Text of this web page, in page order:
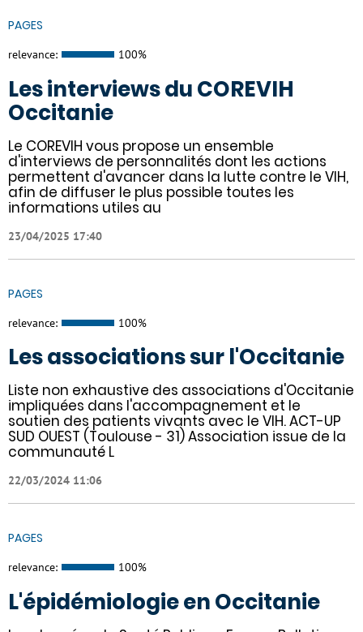
PAGES
relevance: 100%
Les interviews du COREVIH
Occitanie
Le COREVIH vous propose un ensemble
d'interviews de personnalités dont les actions
permettent d'avancer dans la lutte contre le VIH,
afin de diffuser le plus possible toutes les
informations utiles au
23/04/2025 17:40
PAGES
relevance: 100%
Les associations sur l'Occitanie
Liste non exhaustive des associations d'Occitanie
impliquées dans l'accompagnement et le
soutien des patients vivants avec le VIH. ACT-UP
SUD OUEST (Toulouse - 31) Association issue de la
communauté L
22/03/2024 11:06
PAGES
relevance: 100%
L'épidémiologie en Occitanie